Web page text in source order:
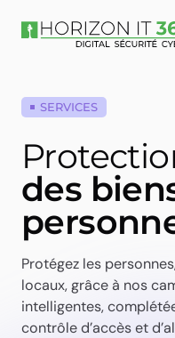
SERVICES
des
Protégez les
locaux, grâce à nos
intelligentes,
contrôle d’accès et